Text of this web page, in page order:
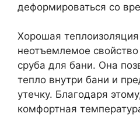
деформироваться со
Хорошая
неотъемлемое свойство
сруба для бани. Она
тепло внутри бани и
утечку. Благодаря
комфортная